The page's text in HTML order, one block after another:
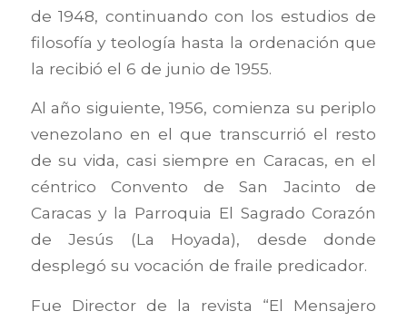
de 1948, continuando con los estudios de
filosofía y teología hasta la ordenación que
la recibió el 6 de junio de 1955.
Al año siguiente, 1956, comienza su periplo
venezolano en el que transcurrió el resto
de su vida, casi siempre en Caracas, en el
céntrico Convento de San Jacinto de
Caracas y la Parroquia El Sagrado Corazón
de Jesús (La Hoyada), desde donde
desplegó su vocación de fraile predicador.
Fue Director de la revista “El Mensajero